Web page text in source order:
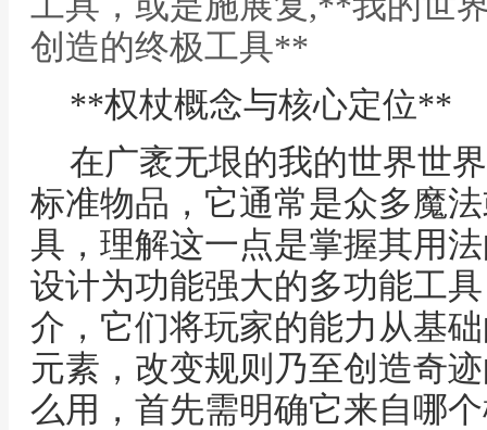
创造的终极工具**
**权杖概念与核心定位**
在广袤无垠的我的世界世
标准物品，它通常是众多魔
具，理解这一点是掌握其用
设计为功能强大的多功能工
介，它们将玩家的能力从基
元素，改变规则乃至创造奇
么用，首先需明确它来自哪